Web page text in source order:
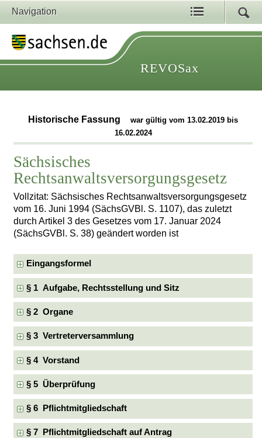
Navigation
REVOSax
Historische Fassung
war gültig vom 13.02.2019 bis
16.02.2024
Sächsisches
Rechtsanwaltsversorgungsgesetz
Vollzitat: Sächsisches Rechtsanwaltsversorgungsgesetz
vom 16. Juni 1994 (SächsGVBl. S. 1107), das zuletzt
durch Artikel 3 des Gesetzes vom 17. Januar 2024
(SächsGVBl. S. 38) geändert worden ist
Eingangsformel
§ 1 Aufgabe, Rechtsstellung und Sitz
§ 2 Organe
§ 3 Vertreterversammlung
§ 4 Vorstand
§ 5 Überprüfung
§ 6 Pflichtmitgliedschaft
§ 7 Pflichtmitgliedschaft auf Antrag